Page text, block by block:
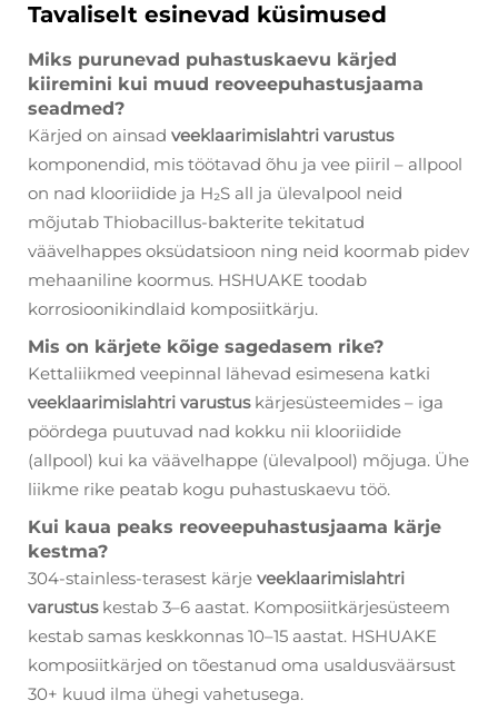
Tavaliselt esinevad küsimused
Miks purunevad puhastuskaevu kärjed
kiiremini kui muud reoveepuhastusjaama
seadmed?
Kärjed on ainsad veeklaarimislahtri varustus
komponendid, mis töötavad õhu ja vee piiril – allpool
on nad klooriidide ja H₂S all ja ülevalpool neid
mõjutab Thio­bacillus-bakterite tekitatud
väävelhappes oksüdatsioon ning neid koormab pidev
mehaaniline koormus. HSHUAKE toodab
korrosioonikindlaid komposiitkärju.
Mis on kärjete kõige sagedasem rike?
Kettaliikmed veepinnal lähevad esimesena katki
veeklaarimislahtri varustus kärjesüsteemides – iga
pöördega puutuvad nad kokku nii klooriidide
(allpool) kui ka väävelhappe (ülevalpool) mõjuga. Ühe
liikme rike peatab kogu puhastuskaevu töö.
Kui kaua peaks reoveepuhastusjaama kärje
kestma?
304-stainless-terasest kärje veeklaarimislahtri
varustus kestab 3–6 aastat. Komposiitkärjesüsteem
kestab samas keskkonnas 10–15 aastat. HSHUAKE
komposiitkärjed on tõestanud oma usaldusväärsust
30+ kuud ilma ühegi vahetusega.